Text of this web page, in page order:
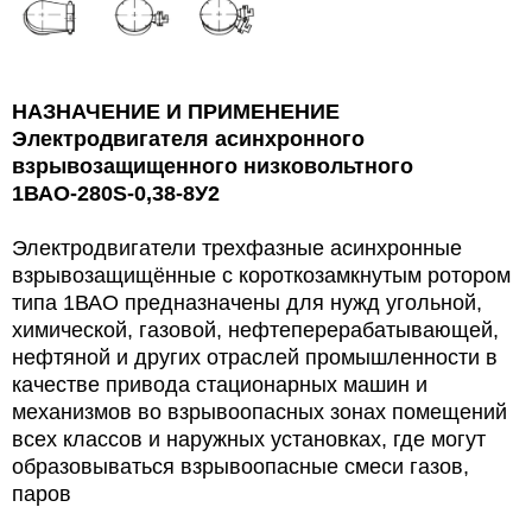
НАЗНАЧЕНИЕ И ПРИМЕНЕНИЕ
Электродвигателя асинхронного
взрывозащищенного низковольтного
1ВАО-280S-0,38-8У2
Электродвигатели трехфазные асинхронные
взрывозащищённые с короткозамкнутым ротором
типа 1ВАО предназначены для нужд угольной,
химической, газовой, нефтеперерабатывающей,
нефтяной и других отраслей промышленности в
качестве привода стационарных машин и
механизмов во взрывоопасных зонах помещений
всех классов и наружных установках, где могут
образовываться взрывоопасные смеси газов,
паров